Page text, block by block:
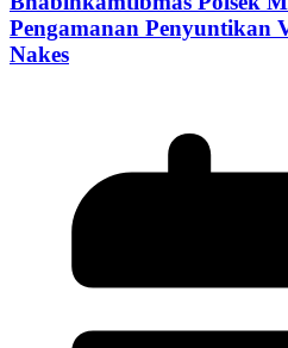
Pengamanan Penyuntikan
Nakes